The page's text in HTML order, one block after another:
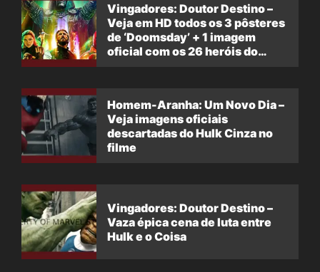
Vingadores: Doutor Destino –
Veja em HD todos os 3 pôsteres
de ‘Doomsday’ + 1 imagem
oficial com os 26 heróis do
Homem-Aranha: Um Novo Dia –
Veja imagens oficiais
descartadas do Hulk Cinza no
filme
Vingadores: Doutor Destino –
Vaza épica cena de luta entre
Hulk e o Coisa